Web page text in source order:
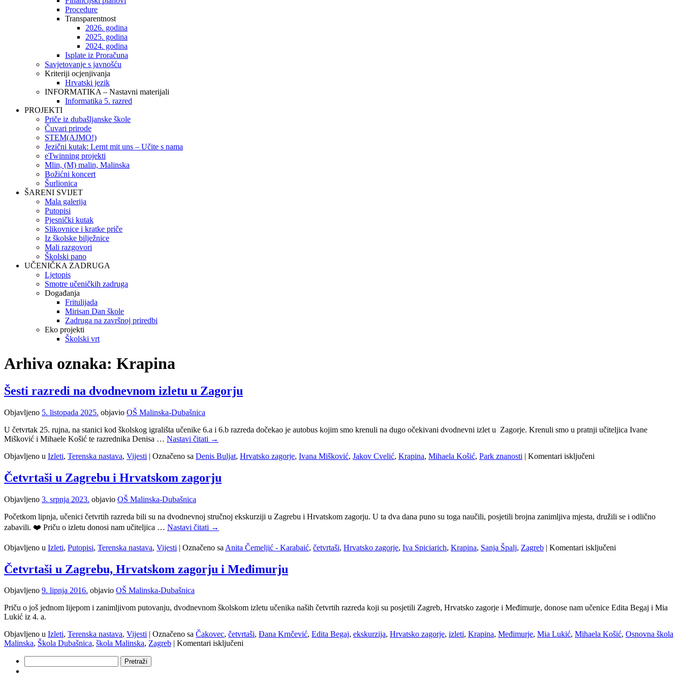
Procedure
Transparentnost
2026. godina
2025. godina
2024. godina
Isplate iz Proračuna
Savjetovanje s javnošću
Kriteriji ocjenjivanja
Hrvatski jezik
INFORMATIKA – Nastavni materijali
Informatika 5. razred
PROJEKTI
Priče iz dubašljanske škole
Čuvari prirode
STEM(AJMO!)
Jezični kutak: Lernt mit uns – Učite s nama
eTwinning projekti
Mlin, (M) malin, Malinska
Božićni koncert
Šurlionica
ŠARENI SVIJET
Mala galerija
Putopisi
Pjesnički kutak
Slikovnice i kratke priče
Iz školske bilježnice
Mali razgovori
Školski pano
UČENIČKA ZADRUGA
Ljetopis
Smotre učeničkih zadruga
Događanja
Fritulijada
Mirisan Dan škole
Zadruga na završnoj priredbi
Eko projekti
Školski vrt
Arhiva oznaka: Krapina
Šesti razredi na dvodnevnom izletu u Zagorju
Objavljeno 5. listopada 2025. objavio OŠ Malinska-Dubašnica
U četvrtak 25. rujna, na stanici kod školskog igrališta učenike 6.a i 6.b razreda dočekao je autobus kojim smo krenuli na dugo očekivani dvodnevni izlet u Zagorje. Krenuli smo u pratnji učiteljica Ivane
Mišković i Mihaele Košić te razrednika Denisa … Nastavi čitati →
Objavljeno u Izleti, Terenska nastava, Vijesti | Označeno sa Denis Buljat, Hrvatsko zagorje, Ivana Mišković, Jakov Cvelić, Krapina, Mihaela Košić, Park znanosti | Komentari isključeni
Zagorju
Četvrtaši u Zagrebu i Hrvatskom zagorju
Objavljeno 3. srpnja 2023. objavio OŠ Malinska-Dubašnica
Početkom lipnja, učenici četvrtih razreda bili su na dvodnevnoj stručnoj ekskurziji u Zagrebu i Hrvatskom zagorju. U ta dva dana puno su toga naučili, posjetili brojna zanimljiva mjesta, družili se i odlično
zabavili. ❤️ Priču o izletu donosi nam učiteljica … Nastavi čitati →
Objavljeno u Izleti, Putopisi, Terenska nastava, Vijesti | Označeno sa Anita Čemeljić - Karabaić, četvrtaši, Hrvatsko zagorje, Iva Spiciarich, Krapina, Sanja Špalj, Zagreb | Komentari isključeni
Četvrtaši u Zagrebu, Hrvatskom zagorju i Međimurju
Objavljeno 9. lipnja 2016. objavio OŠ Malinska-Dubašnica
Priču o još jednom lijepom i zanimljivom putovanju, dvodnevnom školskom izletu učenika naših četvrtih razreda koji su posjetili Zagreb, Hrvatsko zagorje i Međimurje, donose nam učenice Edita Begaj i Mia
Lukić iz 4. a.
Objavljeno u Izleti, Terenska nastava, Vijesti | Označeno sa Čakovec, četvrtaši, Đana Krnčević, Edita Begaj, ekskurzija, Hrvatsko zagorje, izleti, Krapina, Međimurje, Mia Lukić, Mihaela Košić, Osnovna škola
Malinska, Škola Dubašnica, škola Malinska, Zagreb | Komentari isključeni